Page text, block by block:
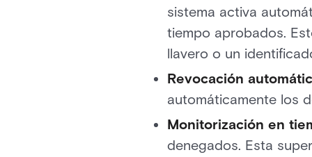
sistema activa
tiempo aprobados.
llavero o un
Revocación
automáticamente los
Monitorización en
denegados. Esta